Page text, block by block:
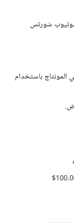
شورتس
باستخدام